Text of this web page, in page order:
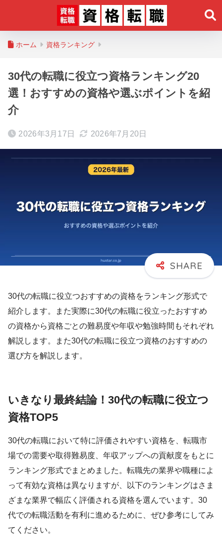
ホーム 資格ランキング
30代の転職に役立つ資格ランキング20
選！おすすめの資格や選ぶポイントを紹
介
2026年3月17日 2026年7月20日
30代の転職に役立つおすすめの資格をランキング形式で
紹介します。また実際に30代の転職に役立ったおすすめ
の資格から資格ごとの難易度や年収や勉強時間もそれぞれ
解説します。また30代の転職に役立つ資格のおすすめの
選び方を解説します。
いきなり最終結論！30代の転職に役立つ
資格TOP5
30代の転職において特に評価されやすい資格を、転職市
場での需要や取得難易度、年収アップへの貢献度をもとに
ランキング形式でまとめました。転職先の業界や職種によ
って有効な資格は異なりますが、以下のランキングはさま
ざまな業界で幅広く評価される資格を選んでいます。30
代での転職活動を有利に進めるために、ぜひ参考にしてみ
てください。